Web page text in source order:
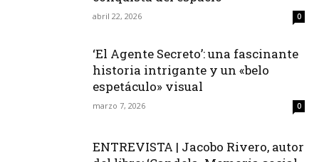
abril 22, 2026 0
‘El Agente Secreto’: una fascinante
historia intrigante y un «belo
espetáculo» visual
marzo 7, 2026 0
ENTREVISTA | Jacobo Rivero, autor